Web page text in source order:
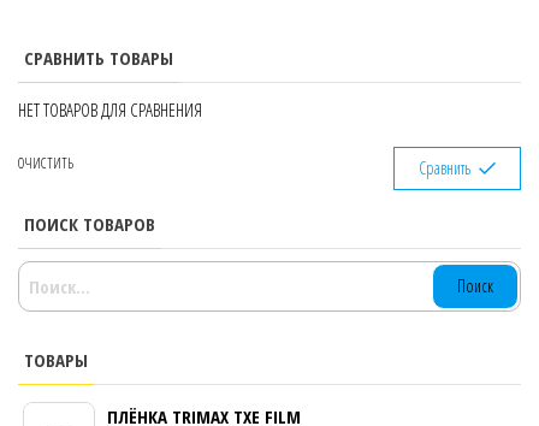
СРАВНИТЬ ТОВАРЫ
НЕТ ТОВАРОВ ДЛЯ СРАВНЕНИЯ
ОЧИСТИТЬ Сравнить
ПОИСК ТОВАРОВ
НАЙТИ:
ТОВАРЫ
ПЛЁНКА TRIMAX TXE FILM